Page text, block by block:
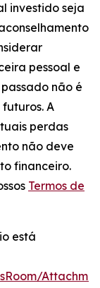
investido seja
pessoal e
não é
A
perdas
não deve
financeiro.
Termos de
está